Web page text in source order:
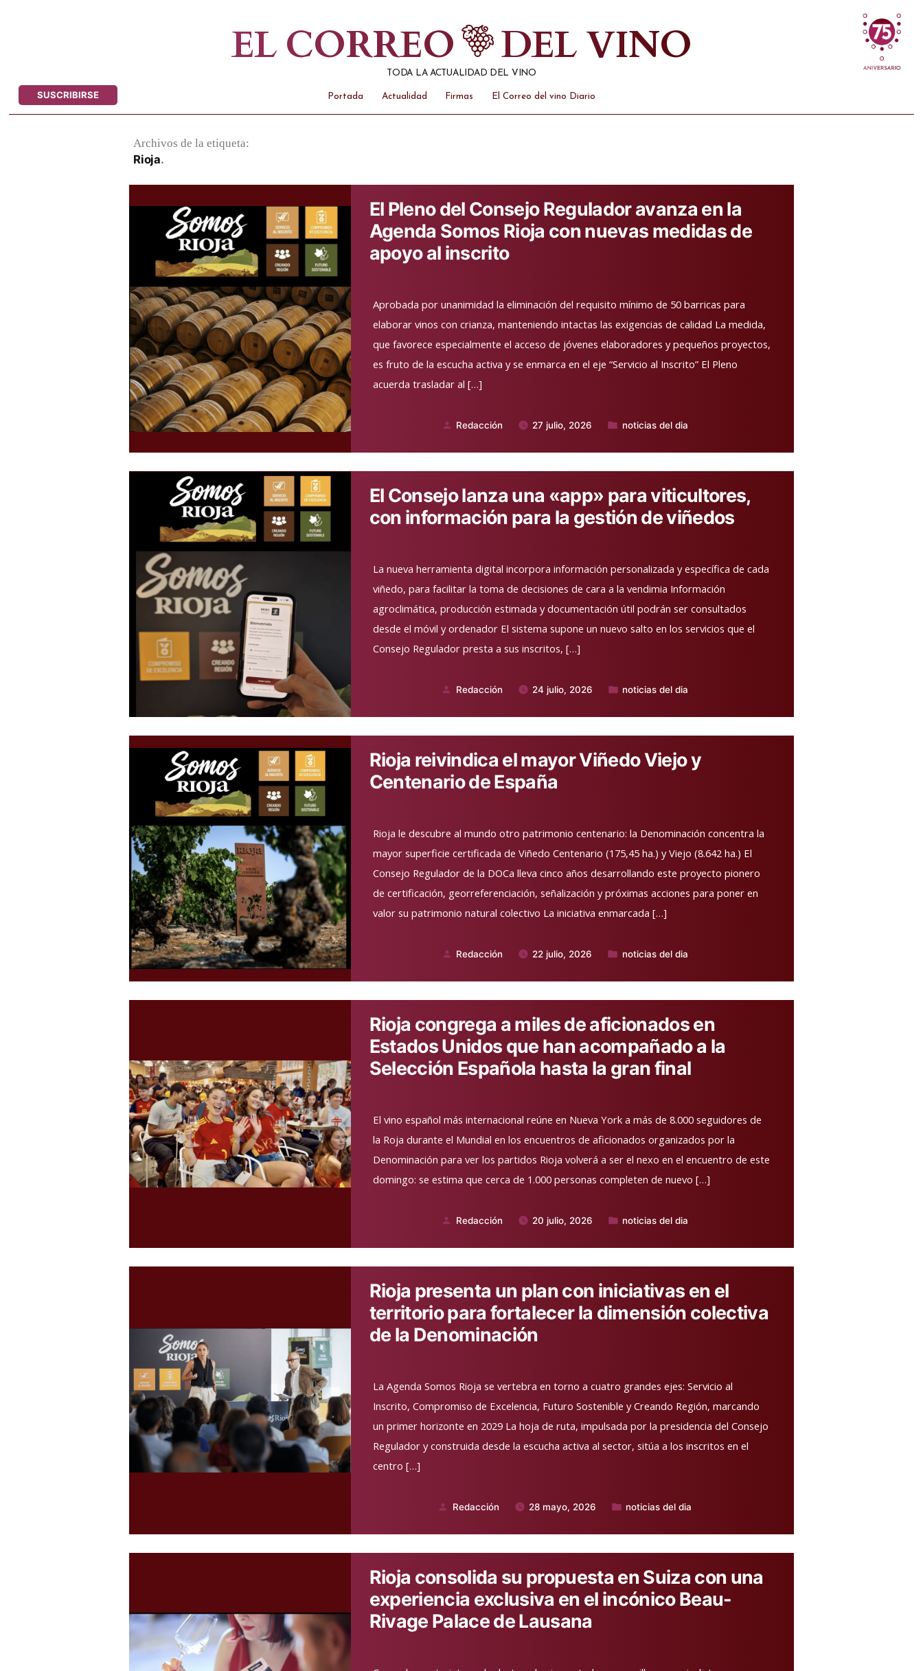
EL CORREO DEL VINO
TODA LA ACTUALIDAD DEL VINO
SUSCRIBIRSE Portada Actualidad Firmas El Correo del vino Diario
Archivos de la etiqueta:
Rioja
El Pleno del Consejo Regulador avanza en la
Agenda Somos Rioja con nuevas medidas de
apoyo al inscrito
Aprobada por unanimidad la eliminación del requisito mínimo de 50 barricas para
elaborar vinos con crianza, manteniendo intactas las exigencias de calidad La medida,
que favorece especialmente el acceso de jóvenes elaboradores y pequeños proyectos,
es fruto de la escucha activa y se enmarca en el eje “Servicio al Inscrito” El Pleno
acuerda trasladar al […]
Publicado
Redacción 27 julio, 2026
Publicado
noticias del dia
El Consejo lanza una «app» para viticultores,
con información para la gestión de viñedos
La nueva herramienta digital incorpora información personalizada y específica de cada
viñedo, para facilitar la toma de decisiones de cara a la vendimia Información
agroclimática, producción estimada y documentación útil podrán ser consultados
desde el móvil y ordenador El sistema supone un nuevo salto en los servicios que el
Consejo Regulador presta a sus inscritos, […]
Publicado
Redacción 24 julio, 2026
Publicado
noticias del dia
Rioja reivindica el mayor Viñedo Viejo y
Centenario de España
Rioja le descubre al mundo otro patrimonio centenario: la Denominación concentra la
mayor superficie certificada de Viñedo Centenario (175,45 ha.) y Viejo (8.642 ha.) El
Consejo Regulador de la DOCa lleva cinco años desarrollando este proyecto pionero
de certificación, georreferenciación, señalización y próximas acciones para poner en
valor su patrimonio natural colectivo La iniciativa enmarcada […]
Publicado
Redacción 22 julio, 2026
Publicado
noticias del dia
Rioja congrega a miles de aficionados en
Estados Unidos que han acompañado a la
Selección Española hasta la gran final
El vino español más internacional reúne en Nueva York a más de 8.000 seguidores de
la Roja durante el Mundial en los encuentros de aficionados organizados por la
Denominación para ver los partidos Rioja volverá a ser el nexo en el encuentro de este
domingo: se estima que cerca de 1.000 personas completen de nuevo […]
Publicado
Redacción 20 julio, 2026
Publicado
noticias del dia
Rioja presenta un plan con iniciativas en el
territorio para fortalecer la dimensión colectiva
de la Denominación
La Agenda Somos Rioja se vertebra en torno a cuatro grandes ejes: Servicio al
Inscrito, Compromiso de Excelencia, Futuro Sostenible y Creando Región, marcando
un primer horizonte en 2029 La hoja de ruta, impulsada por la presidencia del Consejo
Regulador y construida desde la escucha activa al sector, sitúa a los inscritos en el
centro […]
Publicado
Redacción 28 mayo, 2026
Publicado
noticias del dia
Rioja consolida su propuesta en Suiza con una
experiencia exclusiva en el incónico Beau-
Rivage Palace de Lausana